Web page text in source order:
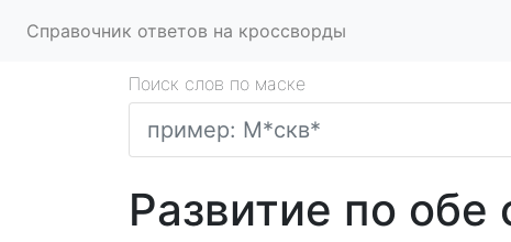
Справочник ответов на кроссворды
Поиск слов по маске
Развитие по